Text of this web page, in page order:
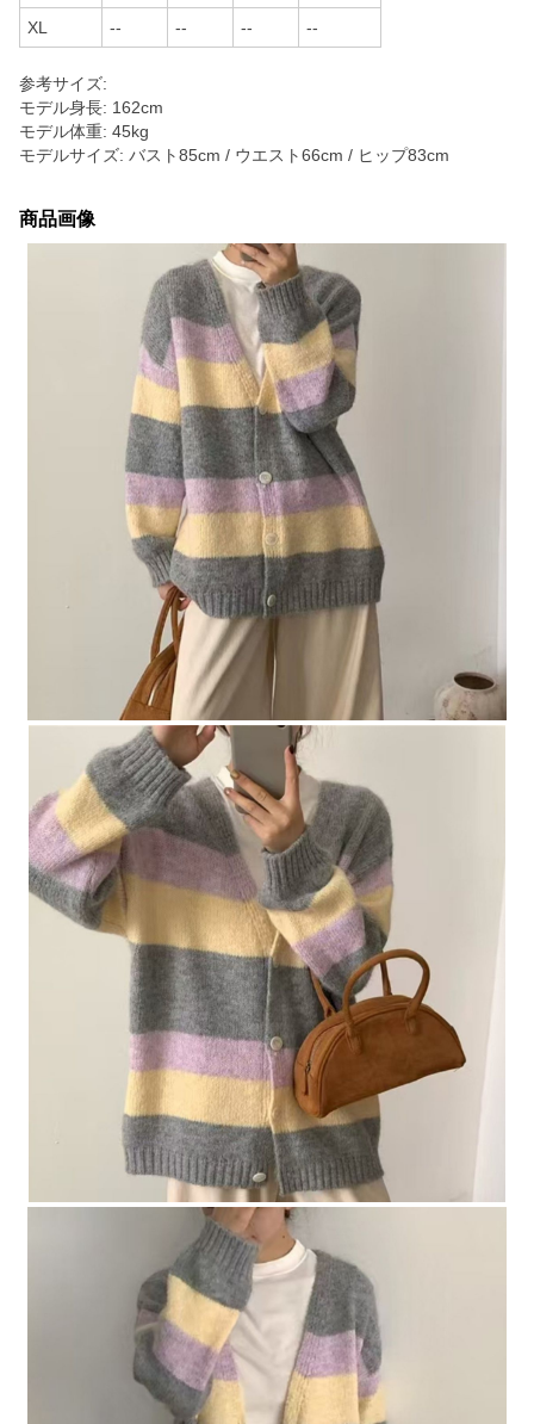
XL -- -- -- --
参考サイズ:
モデル身長: 162cm
モデル体重: 45kg
モデルサイズ: バスト85cm / ウエスト66cm / ヒップ83cm
商品画像